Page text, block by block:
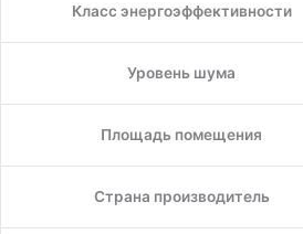
Класс энергоэффективности
Уровень шума
Площадь помещения
Страна производитель